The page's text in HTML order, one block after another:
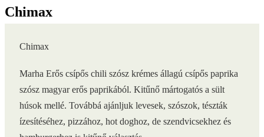
Chimax
Chimax
Marha Erős csípős chili szósz krémes állagú csípős paprika
szósz magyar erős paprikából. Kitűnő mártogatós a sült
húsok mellé. Továbbá ajánljuk levesek, szószok, tészták
ízesítéséhez, pizzához, hot doghoz, de szendvicsekhez és